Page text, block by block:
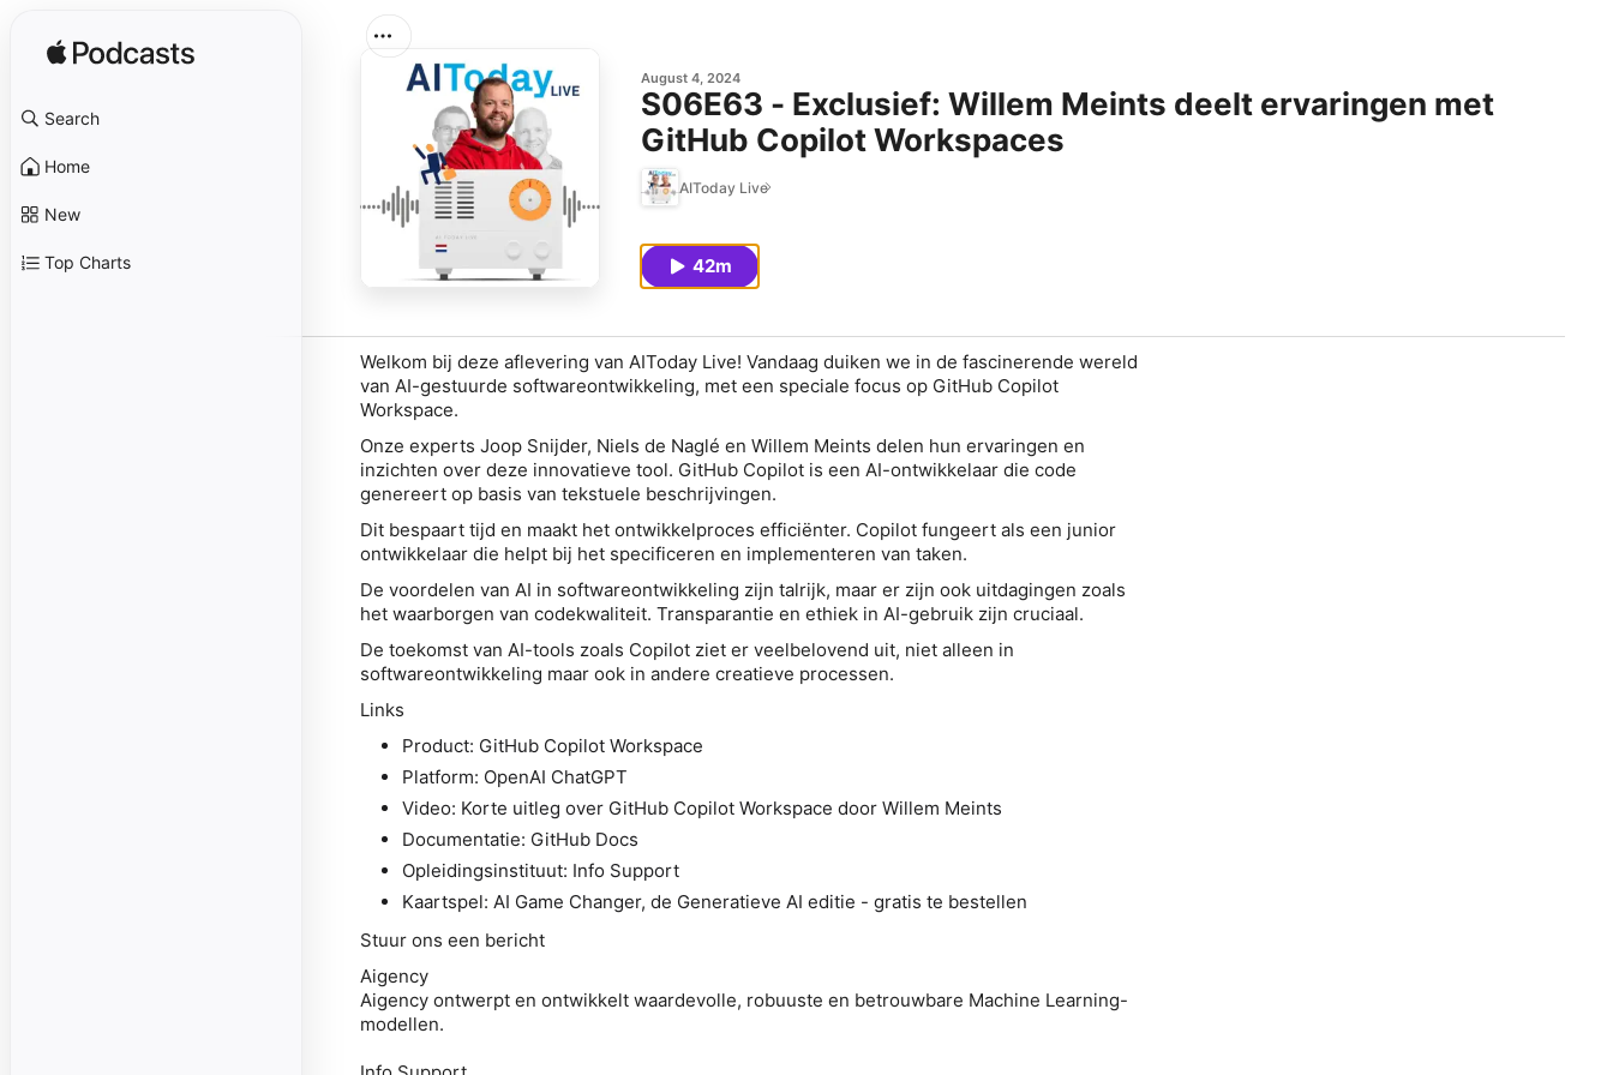
Search
Home
New
Top Charts
August 4, 2024
S06E63 - Exclusief: Willem Meints deelt ervaringen met
GitHub Copilot Workspaces
AIToday Live
42m
Welkom bij deze aflevering van AIToday Live! Vandaag duiken we in de fascinerende wereld
van AI-gestuurde softwareontwikkeling, met een speciale focus op GitHub Copilot
Workspace.
Onze experts Joop Snijder, Niels de Naglé en Willem Meints delen hun ervaringen en
inzichten over deze innovatieve tool. GitHub Copilot is een AI-ontwikkelaar die code
genereert op basis van tekstuele beschrijvingen.
Dit bespaart tijd en maakt het ontwikkelproces efficiënter. Copilot fungeert als een junior
ontwikkelaar die helpt bij het specificeren en implementeren van taken.
De voordelen van AI in softwareontwikkeling zijn talrijk, maar er zijn ook uitdagingen zoals
het waarborgen van codekwaliteit. Transparantie en ethiek in AI-gebruik zijn cruciaal.
De toekomst van AI-tools zoals Copilot ziet er veelbelovend uit, niet alleen in
softwareontwikkeling maar ook in andere creatieve processen.
Links
Product: GitHub Copilot Workspace
Platform: OpenAI ChatGPT
Video: Korte uitleg over GitHub Copilot Workspace door Willem Meints
Documentatie: GitHub Docs
Opleidingsinstituut: Info Support
Kaartspel: AI Game Changer, de Generatieve AI editie - gratis te bestellen
Stuur ons een bericht
Aigency
Aigency ontwerpt en ontwikkelt waardevolle, robuuste en betrouwbare Machine Learning-
modellen.